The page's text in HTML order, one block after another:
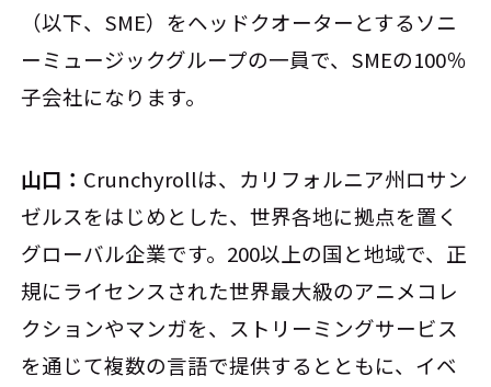
（以下、SME）をヘッドクオーターとするソニ
ーミュージックグループの一員で、SMEの100％
子会社になります。
山口： Crunchyrollは、カリフォルニア州ロサン
ゼルスをはじめとした、世界各地に拠点を置く
グローバル企業です。200以上の国と地域で、正
規にライセンスされた世界最大級のアニメコレ
クションやマンガを、ストリーミングサービス
を通じて複数の言語で提供するとともに、イベ